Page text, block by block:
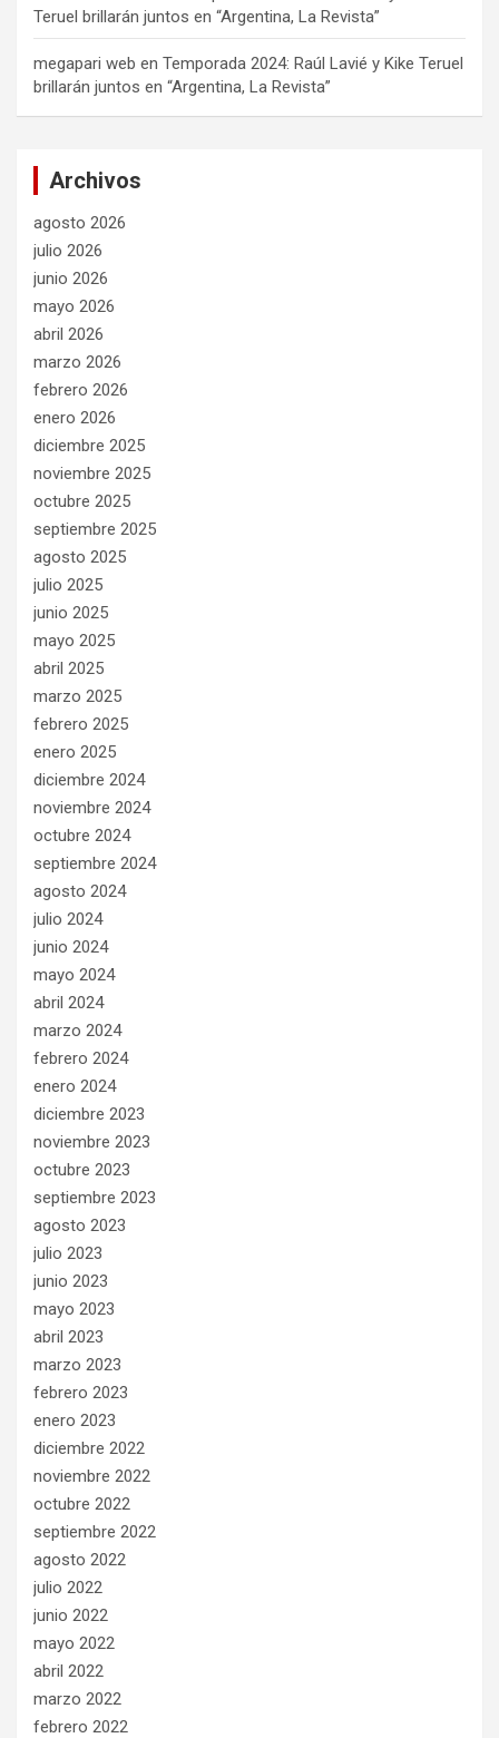
Teruel brillarán juntos en “Argentina, La Revista”
megapari web en Temporada 2024: Raúl Lavié y Kike Teruel
brillarán juntos en “Argentina, La Revista”
Archivos
agosto 2026
julio 2026
junio 2026
mayo 2026
abril 2026
marzo 2026
febrero 2026
enero 2026
diciembre 2025
noviembre 2025
octubre 2025
septiembre 2025
agosto 2025
julio 2025
junio 2025
mayo 2025
abril 2025
marzo 2025
febrero 2025
enero 2025
diciembre 2024
noviembre 2024
octubre 2024
septiembre 2024
agosto 2024
julio 2024
junio 2024
mayo 2024
abril 2024
marzo 2024
febrero 2024
enero 2024
diciembre 2023
noviembre 2023
octubre 2023
septiembre 2023
agosto 2023
julio 2023
junio 2023
mayo 2023
abril 2023
marzo 2023
febrero 2023
enero 2023
diciembre 2022
noviembre 2022
octubre 2022
septiembre 2022
agosto 2022
julio 2022
junio 2022
mayo 2022
abril 2022
marzo 2022
febrero 2022